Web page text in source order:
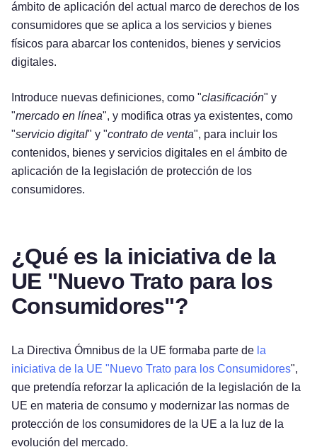
ámbito de aplicación del actual marco de derechos de los
consumidores que se aplica a los servicios y bienes
físicos para abarcar los contenidos, bienes y servicios
digitales.
Introduce nuevas definiciones, como "clasificación" y
"mercado en línea", y modifica otras ya existentes, como
"servicio digital" y "contrato de venta", para incluir los
contenidos, bienes y servicios digitales en el ámbito de
aplicación de la legislación de protección de los
consumidores.
¿Qué es la iniciativa de la
UE "Nuevo Trato para los
Consumidores"?
La Directiva Ómnibus de la UE formaba parte de la
iniciativa de la UE "Nuevo Trato para los Consumidores",
que pretendía reforzar la aplicación de la legislación de la
UE en materia de consumo y modernizar las normas de
protección de los consumidores de la UE a la luz de la
evolución del mercado.